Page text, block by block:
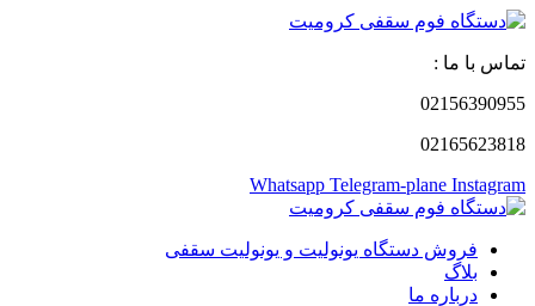
تماس با ما :
02156390955
02165623818
Whatsapp Telegram-plane Instagram
فروش دستگاه یونولیت و یونولیت سقفی
بلاگ
درباره ما